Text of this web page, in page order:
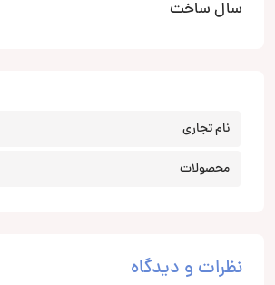
سال ساخت
نام تجاری
محصولات
نظرات و دیدگاه